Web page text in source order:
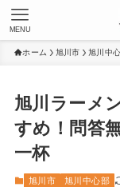
MENU
ホーム 旭川市 旭川中
旭川ラーメ
すめ！問答
一杯
旭川市 旭川中心部